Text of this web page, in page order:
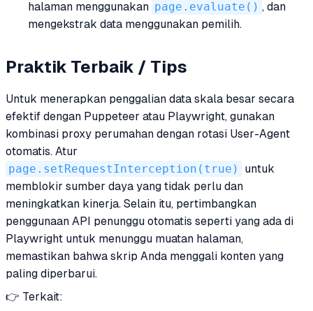
halaman menggunakan page.evaluate() , dan
mengekstrak data menggunakan pemilih.
Praktik Terbaik / Tips
Untuk menerapkan penggalian data skala besar secara
efektif dengan Puppeteer atau Playwright, gunakan
kombinasi proxy perumahan dengan rotasi User-Agent
otomatis. Atur
page.setRequestInterception(true)
untuk
memblokir sumber daya yang tidak perlu dan
meningkatkan kinerja. Selain itu, pertimbangkan
penggunaan API penunggu otomatis seperti yang ada di
Playwright untuk menunggu muatan halaman,
memastikan bahwa skrip Anda menggali konten yang
paling diperbarui.
👉 Terkait: